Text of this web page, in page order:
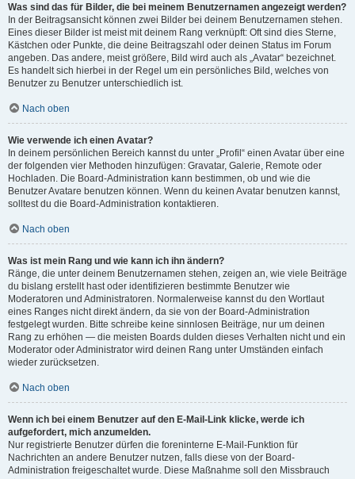
Was sind das für Bilder, die bei meinem Benutzernamen angezeigt werden?
In der Beitragsansicht können zwei Bilder bei deinem Benutzernamen stehen.
Eines dieser Bilder ist meist mit deinem Rang verknüpft: Oft sind dies Sterne,
Kästchen oder Punkte, die deine Beitragszahl oder deinen Status im Forum
angeben. Das andere, meist größere, Bild wird auch als „Avatar“ bezeichnet.
Es handelt sich hierbei in der Regel um ein persönliches Bild, welches von
Benutzer zu Benutzer unterschiedlich ist.
Nach oben
Wie verwende ich einen Avatar?
In deinem persönlichen Bereich kannst du unter „Profil“ einen Avatar über eine
der folgenden vier Methoden hinzufügen: Gravatar, Galerie, Remote oder
Hochladen. Die Board-Administration kann bestimmen, ob und wie die
Benutzer Avatare benutzen können. Wenn du keinen Avatar benutzen kannst,
solltest du die Board-Administration kontaktieren.
Nach oben
Was ist mein Rang und wie kann ich ihn ändern?
Ränge, die unter deinem Benutzernamen stehen, zeigen an, wie viele Beiträge
du bislang erstellt hast oder identifizieren bestimmte Benutzer wie
Moderatoren und Administratoren. Normalerweise kannst du den Wortlaut
eines Ranges nicht direkt ändern, da sie von der Board-Administration
festgelegt wurden. Bitte schreibe keine sinnlosen Beiträge, nur um deinen
Rang zu erhöhen — die meisten Boards dulden dieses Verhalten nicht und ein
Moderator oder Administrator wird deinen Rang unter Umständen einfach
wieder zurücksetzen.
Nach oben
Wenn ich bei einem Benutzer auf den E-Mail-Link klicke, werde ich
aufgefordert, mich anzumelden.
Nur registrierte Benutzer dürfen die foreninterne E-Mail-Funktion für
Nachrichten an andere Benutzer nutzen, falls diese von der Board-
Administration freigeschaltet wurde. Diese Maßnahme soll den Missbrauch